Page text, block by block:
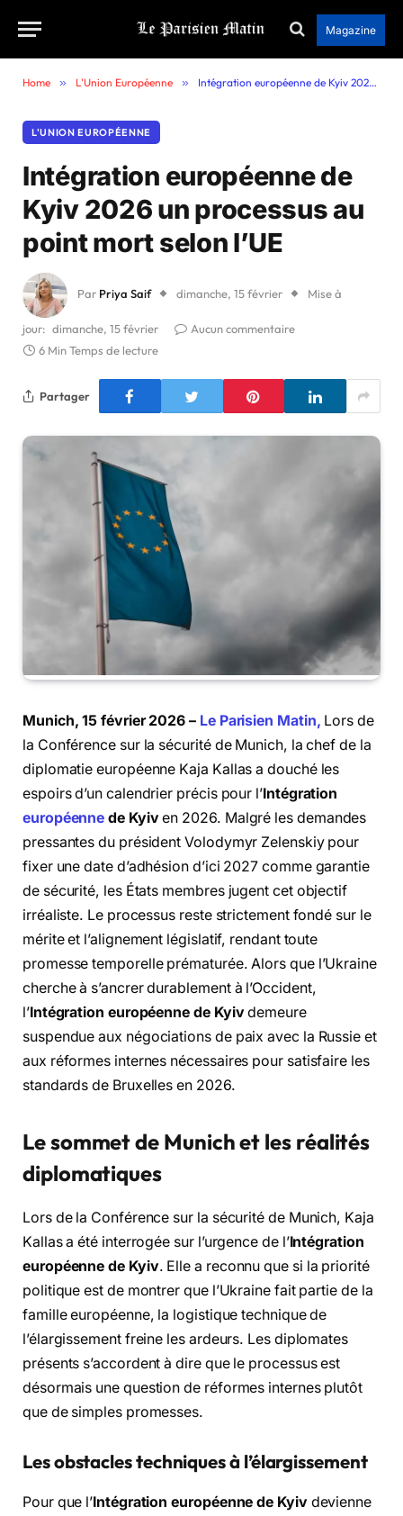
Magazine
Home » L'Union Européenne » Intégration européenne de Kyiv 2026 un processus au point mort selon l’UE
L'UNION EUROPÉENNE
Intégration européenne de
Kyiv 2026 un processus au
point mort selon l’UE
Par Priya Saif dimanche, 15 février Mise à
jour: dimanche, 15 février
Aucun commentaire
6 Min Temps de lecture
Partager
Munich, 15 février 2026 – Le Parisien Matin, Lors de
la Conférence sur la sécurité de Munich, la chef de la
diplomatie européenne Kaja Kallas a douché les
espoirs d’un calendrier précis pour l’Intégration
européenne de Kyiven 2026. Malgré les demandes
pressantes du président Volodymyr Zelenskiy pour
fixer une date d’adhésion d’ici 2027 comme garantie
de sécurité, les États membres jugent cet objectif
irréaliste. Le processus reste strictement fondé sur le
mérite et l’alignement législatif, rendant toute
promesse temporelle prématurée. Alors que l’Ukraine
cherche à s’ancrer durablement à l’Occident,
l’Intégration européenne de Kyivdemeure
suspendue aux négociations de paix avec la Russie et
aux réformes internes nécessaires pour satisfaire les
standards de Bruxelles en 2026.
Le sommet de Munich et les réalités
diplomatiques
Lors de la Conférence sur la sécurité de Munich, Kaja
Kallas a été interrogée sur l’urgence de l’Intégration
européenne de Kyiv. Elle a reconnu que si la priorité
politique est de montrer que l’Ukraine fait partie de la
famille européenne, la logistique technique de
l’élargissement freine les ardeurs. Les diplomates
présents s’accordent à dire que le processus est
désormais une question de réformes internes plutôt
que de simples promesses.
Les obstacles techniques à l’élargissement
Pour que l’Intégration européenne de Kyivdevienne